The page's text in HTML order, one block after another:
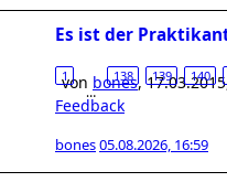
Es ist der
1
…
138 139 140
von bones,
Feedback
bones05.08.2026, 16:59